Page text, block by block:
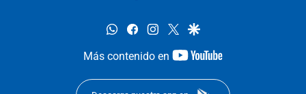
whatsappfacebookinstagram
twittergoogle
Más contenido en
youtube-